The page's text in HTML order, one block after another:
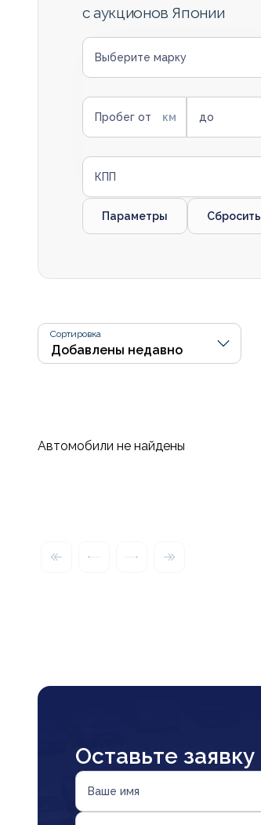
с аукционов Японии
Выберите марку
Пробег от до
КПП
Параметры Сбросить
Сортировка
Автомобили не найдены
Оставьте заявку
Ваше имя